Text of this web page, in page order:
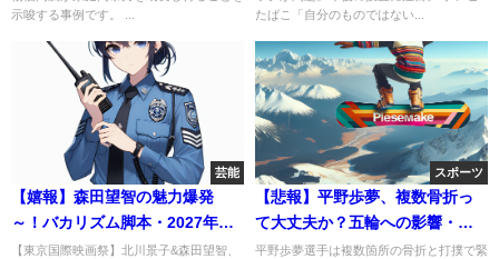
示唆する事例です。 ...
たばこ「自分のものではない...
芸能
【嬉報】森田望智の魅力爆発
～！バカリズム脚本・2027年
NHK朝ドラ『巡るスワン』
【東京国際映画祭】北川景子&森田望智、
スポーツ
【悲報】平野歩夢、複数骨折っ
て大丈夫か？五輪への影響・心
配の声続出やろがい！
平野歩夢選手は複数箇所の骨折と打撲で緊